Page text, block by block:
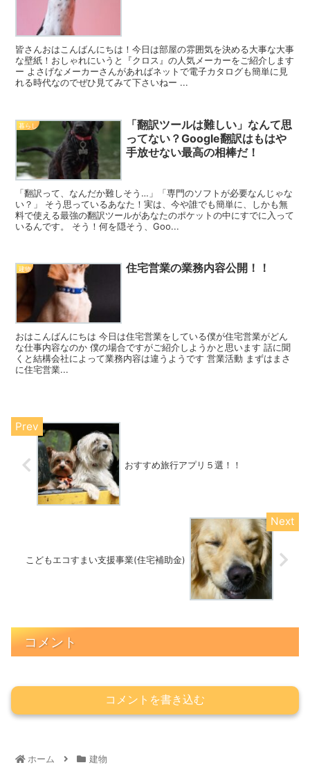
皆さんおはこんばんにちは！今日は部屋の雰囲気を決める大事な大事
な壁紙！おしゃれにいうと『クロス』の人気メーカーをご紹介します
ー よさげなメーカーさんがあればネットで電子カタログも簡単に見
れる時代なのでぜひ見てみて下さいねー ...
暮らし
「翻訳ツールは難しい」なんて思
ってない？Google翻訳はもはや
手放せない最高の相棒だ！
「翻訳って、なんだか難しそう…」「専門のソフトが必要なんじゃな
い？」 そう思っているあなた！実は、今や誰でも簡単に、しかも無
料で使える最強の翻訳ツールがあなたのポケットの中にすでに入って
いるんです。 そう！何を隠そう、Goo...
建物 住宅営業の業務内容公開！！
おはこんばんにちは 今日は住宅営業をしている僕が住宅営業がどん
な仕事内容なのか 僕の場合ですがご紹介しようかと思います 話に聞
くと結構会社によって業務内容は違うようです 営業活動 まずはまさ
に住宅営業...
おすすめ旅行アプリ５選！！
こどもエコすまい支援事業(住宅補助金)
コメント
コメントを書き込む
ホーム 建物